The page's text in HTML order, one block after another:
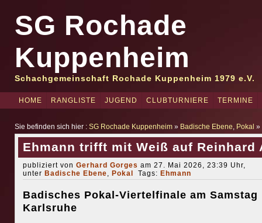
SG Rochade
Kuppenheim
Schachgemeinschaft Rochade Kuppenheim 1979 e.V.
HOME RANGLISTE JUGEND CLUBTURNIERE TERMINE
Sie befinden sich hier : SG Rochade Kuppenheim» Badische Ebene, Pokal »
Ehmann trifft mit Weiß auf Reinhard
publiziert von Gerhard Gorges am 27. Mai 2026, 23:39 Uhr,
unter Badische Ebene, Pokal Tags: Ehmann
Badisches Pokal-Viertelfinale am Samstag
Karlsruhe